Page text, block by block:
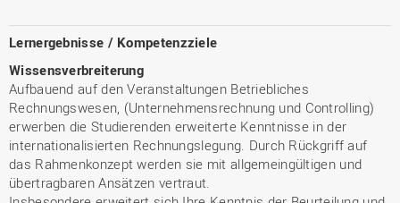
Lernergebnisse / Kompetenzziele
Wissensverbreiterung
Aufbauend auf den Veranstaltungen Betriebliches
Rechnungswesen, (Unternehmensrechnung und Controlling)
erwerben die Studierenden erweiterte Kenntnisse in der
internationalisierten Rechnungslegung. Durch Rückgriff auf
das Rahmenkonzept werden sie mit allgemeingültigen und
übertragbaren Ansätzen vertraut.